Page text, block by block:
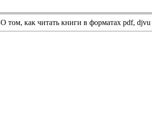
О том, как читать книги в форматахpdf,djvu